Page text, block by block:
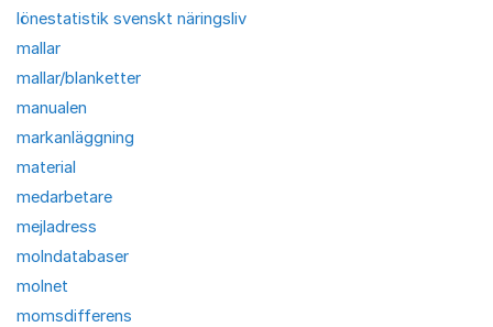
lönestatistik svenskt näringsliv
mallar
mallar/blanketter
manualen
markanläggning
material
medarbetare
mejladress
molndatabaser
molnet
momsdifferens